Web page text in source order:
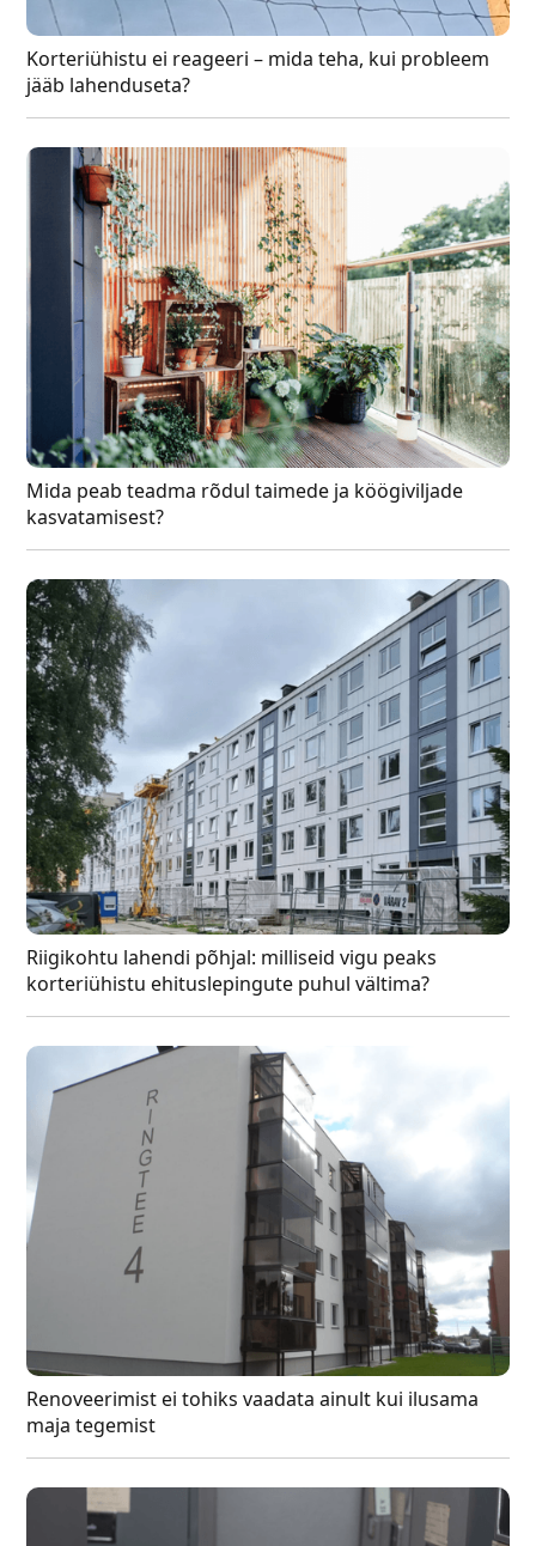
Korteriühistu ei reageeri – mida teha, kui probleem
jääb lahenduseta?
Mida peab teadma rõdul taimede ja köögiviljade
kasvatamisest?
Riigikohtu lahendi põhjal: milliseid vigu peaks
korteriühistu ehituslepingute puhul vältima?
Renoveerimist ei tohiks vaadata ainult kui ilusama
maja tegemist